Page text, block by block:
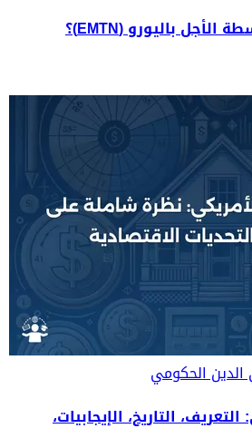
ما هي السندات متوسطة الأجل باليورو (EMTN)؟
الدين الحكومي
التاريخ، الإيجابيات،